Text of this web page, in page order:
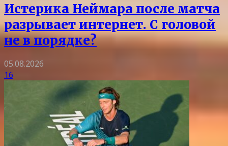
Истерика Неймара после матча
разрывает интернет. С головой
не в порядке?
05.08.2026
16